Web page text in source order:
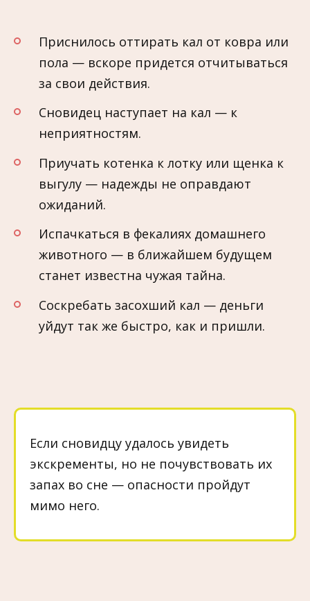
Приснилось оттирать кал от ковра или
пола — вскоре придется отчитываться
за свои действия.
Сновидец наступает на кал — к
неприятностям.
Приучать котенка к лотку или щенка к
выгулу — надежды не оправдают
ожиданий.
Испачкаться в фекалиях домашнего
животного — в ближайшем будущем
станет известна чужая тайна.
Соскребать засохший кал — деньги
уйдут так же быстро, как и пришли.
Если сновидцу удалось увидеть
экскременты, но не почувствовать их
запах во сне — опасности пройдут
мимо него.